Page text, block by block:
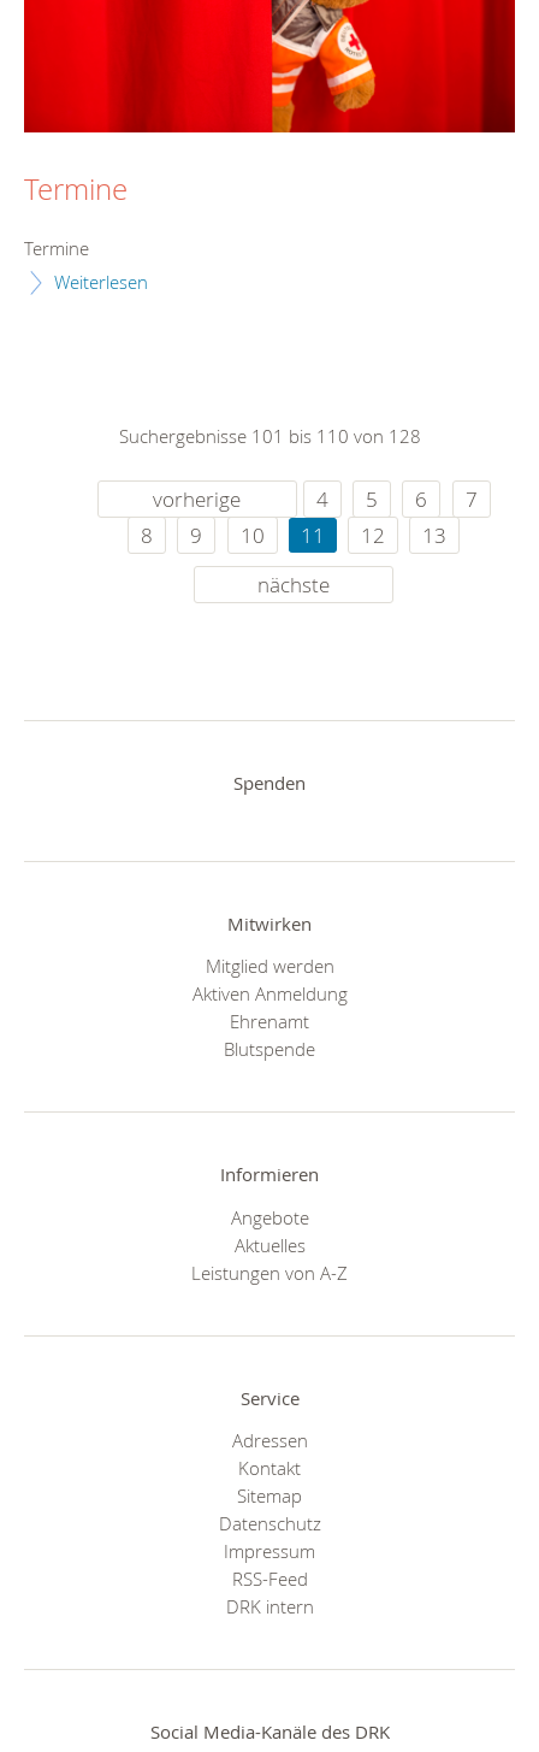
Termine
Termine
Weiterlesen
Suchergebnisse 101 bis 110 von 128
vorherige 4 5 6
7
8
9 10 11 12
13
nächste
Spenden
Mitwirken
Mitglied werden
Aktiven Anmeldung
Ehrenamt
Blutspende
Informieren
Angebote
Aktuelles
Leistungen von A-Z
Service
Adressen
Kontakt
Sitemap
Datenschutz
Impressum
RSS-Feed
DRK intern
Social Media-Kanäle des DRK